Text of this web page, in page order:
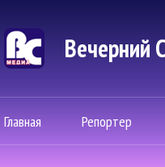
Вечерний
Главная Репортер